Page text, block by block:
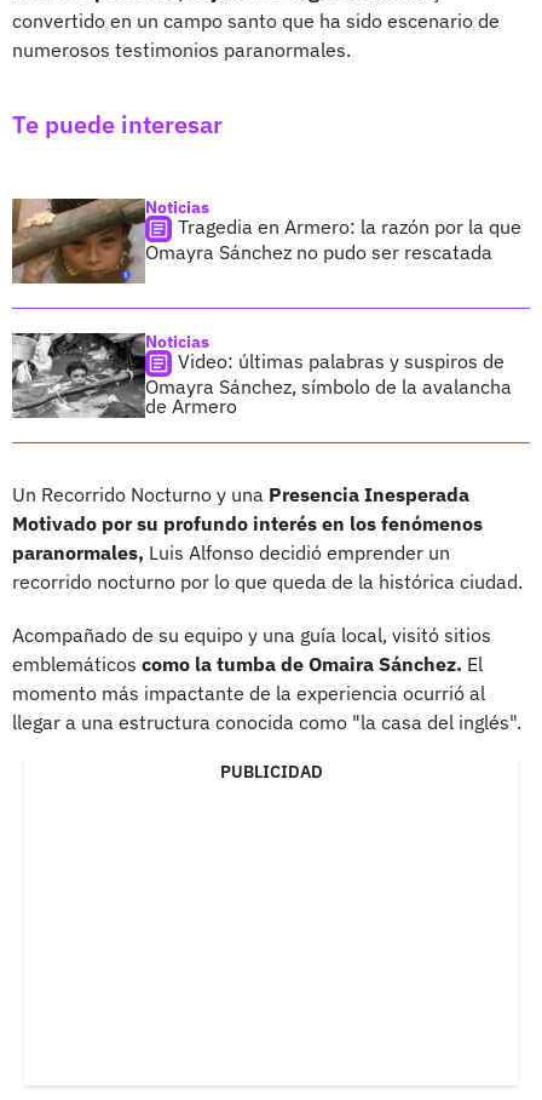
convertido en un campo santo que ha sido escenario de
numerosos testimonios paranormales.
Te puede interesar
Noticias
Tragedia en Armero: la razón por la que
Omayra Sánchez no pudo ser rescatada
Noticias
Video: últimas palabras y suspiros de
Omayra Sánchez, símbolo de la avalancha
de Armero
Un Recorrido Nocturno y una Presencia Inesperada
Motivado por su profundo interés en los fenómenos
paranormales, Luis Alfonso decidió emprender un
recorrido nocturno por lo que queda de la histórica ciudad.
Acompañado de su equipo y una guía local, visitó sitios
emblemáticos como la tumba de Omaira Sánchez. El
momento más impactante de la experiencia ocurrió al
llegar a una estructura conocida como "la casa del inglés".
PUBLICIDAD